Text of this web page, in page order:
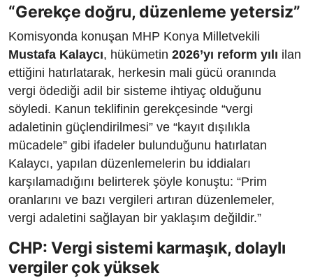
“Gerekçe doğru, düzenleme yetersiz”
Komisyonda konuşan MHP Konya Milletvekili
Mustafa Kalaycı, hükümetin 2026’yı reform yılı ilan
ettiğini hatırlatarak, herkesin mali gücü oranında
vergi ödediği adil bir sisteme ihtiyaç olduğunu
söyledi. Kanun teklifinin gerekçesinde “vergi
adaletinin güçlendirilmesi” ve “kayıt dışılıkla
mücadele” gibi ifadeler bulunduğunu hatırlatan
Kalaycı, yapılan düzenlemelerin bu iddiaları
karşılamadığını belirterek şöyle konuştu: “Prim
oranlarını ve bazı vergileri artıran düzenlemeler,
vergi adaletini sağlayan bir yaklaşım değildir.”
CHP: Vergi sistemi karmaşık, dolaylı
vergiler çok yüksek